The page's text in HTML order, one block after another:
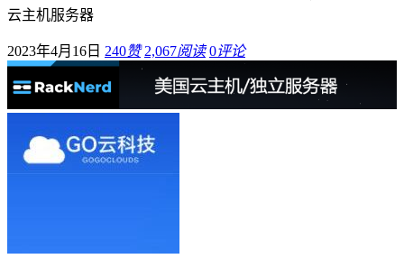
云主机服务器
2023年4月16日 240赞 2,067阅读 0评论